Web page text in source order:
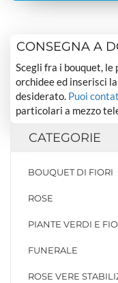
CONSEGNA A
Scegli fra i bouquet, le
orchidee ed inserisci
desiderato. Puoi
particolari a mezzo
CATEGORIE
BOUQUET DI FIORI
ROSE
PIANTE VERDI E
FUNERALE
ROSE VERE